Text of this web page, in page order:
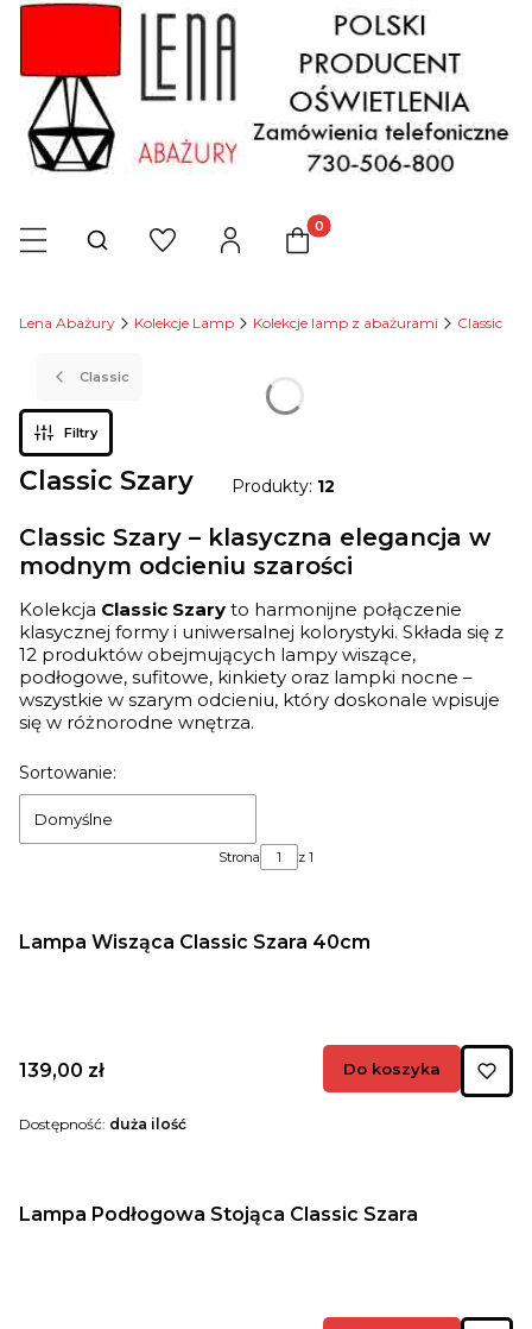
Otwórz wyszukiwarkę Produkty w koszyku: 0.
Lena Abażury Kolekcje Lamp Kolekcje lamp z abażurami Classic
Classic
Filtry
Classic Szary Produkty: 12
Classic Szary – klasyczna elegancja w
modnym odcieniu szarości
Kolekcja Classic Szary to harmonijne połączenie
klasycznej formy i uniwersalnej kolorystyki. Składa się z
12 produktów obejmujących lampy wiszące,
podłogowe, sufitowe, kinkiety oraz lampki nocne –
wszystkie w szarym odcieniu, który doskonale wpisuje
się w różnorodne wnętrza.
Lista produktów
Sortowanie:
Domyślne
Strona z 1
Lampa Wisząca Classic Szara 40cm
Cena
139,00 zł Do koszyka
Dostępność: duża ilość
Lampa Podłogowa Stojąca Classic Szara